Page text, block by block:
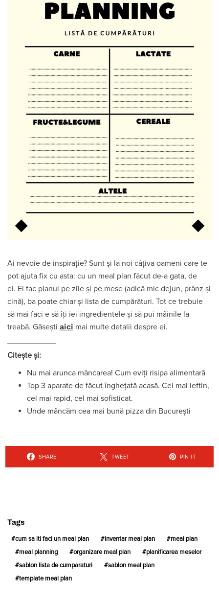
Ai nevoie de inspirație? Sunt și la noi câțiva oameni care te
pot ajuta fix cu asta: cu un meal plan făcut de-a gata, de
ei. Ei fac planul pe zile și pe mese (adică mic dejun, prânz și
cină), ba poate chiar și lista de cumpărături. Tot ce trebuie
să mai faci e să îți iei ingredientele și să pui mâinile la
treabă. Găsești aici mai multe detalii despre ei.
Citește și:
Nu mai arunca mâncarea! Cum eviți risipa alimentară
Top 3 aparate de făcut înghețată acasă. Cel mai ieftin,
cel mai rapid, cel mai sofisticat.
Unde mâncăm cea mai bună pizza din București
SHARE TWEET PIN IT
Tags
cum sa iti faci un meal plan inventar meal plan meal plan
meal planning organizare meal plan planificarea meselor
sablon lista de cumparaturi sablon meal plan
template meal plan